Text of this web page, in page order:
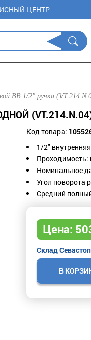
ЦЕНТР
ВВ 1/2" ручка
Код товара:
1/2"
Проходимость:
Номинальное
Угол поворота
Средний
Цена:
Склад
В